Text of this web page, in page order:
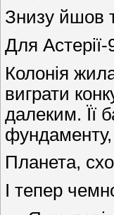
Знизу йшов
Для
Колонія
виграти
далеким. Її
фундаменту,
Планета,
І тепер